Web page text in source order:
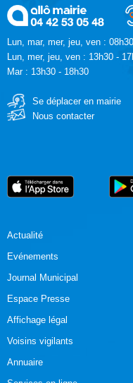
Lun, mar, mer, jeu, ven :
Lun, mer, jeu, ven : 13h30 -
Mar : 13h30 - 18h30
Se déplacer en mairie
Nous contacter
Actualité
Evénements
Journal Municipal
Espace Presse
Affichage légal
Voisins vigilants
Annuaire